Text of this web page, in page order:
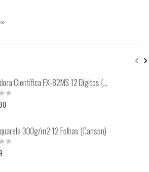
Calculadora Científica FX-82MS 12 Dígitos (Casio)
300g/m2 12 Folhas (Canson)